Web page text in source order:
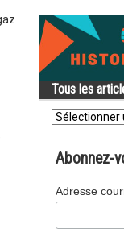
Tous les
Tous
les
d’INFOSuroit
Abonnez-
Adresse